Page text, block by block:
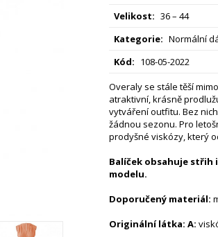
Velikost: 36 – 44
Kategorie: Normální
Kód: 108-05-2022
Overaly se stále těší
atraktivní, krásně
vytváření outfitu. Bez
žádnou sezonu. Pro
prodyšné viskózy, který
Balíček obsahuje střih
modelu.
Doporučený materiál:
Originální látka: A: